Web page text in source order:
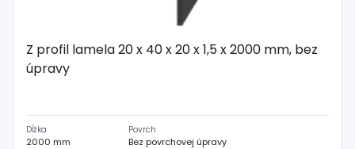
Z profil lamela 20 x 40 x 20 x 1,5 x 2000 mm, bez
úpravy
Dĺžka
2000 mm
Povrch
Bez povrchovej úpravy